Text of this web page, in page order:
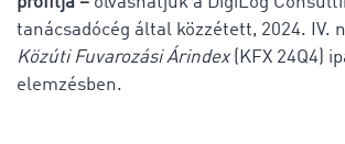
tanácsadócég által közzétett, 2024. IV.
Közúti Fuvarozási Árindex(KFX 24Q4)
elemzésben.